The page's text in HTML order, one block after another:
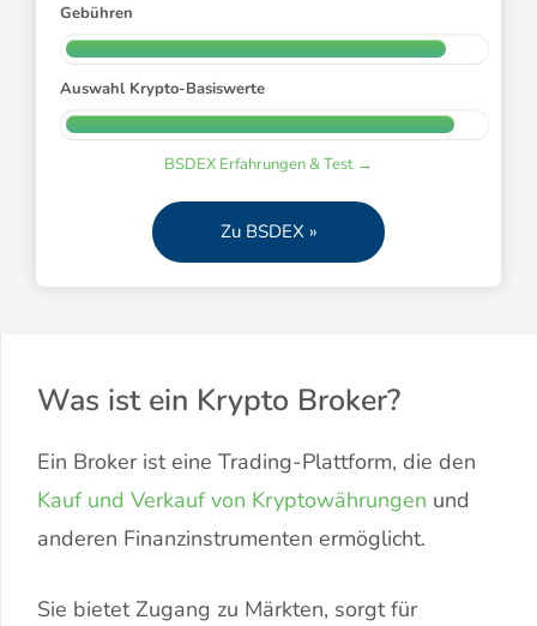
Gebühren
Auswahl Krypto-Basiswerte
BSDEX Erfahrungen & Test →
Zu BSDEX »
Was ist ein Krypto Broker?
Ein Broker ist eine Trading-Plattform, die den
Kauf und Verkauf von Kryptowährungen und
anderen Finanzinstrumenten ermöglicht.
Sie bietet Zugang zu Märkten, sorgt für